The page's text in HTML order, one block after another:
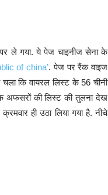
पर ले गया. ये पेज चाइनीज सेना के
of china’. पेज पर रैंक वाइज
कि वायरल लिस्ट के 56 चीनी
अफसरों की लिस्ट की तुलना देख
ही उठा लिया गया है. नीचे